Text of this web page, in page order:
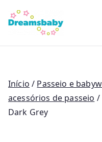
para
conteúdo
Início / Passeio e
acessórios de passeio /
Dark Grey